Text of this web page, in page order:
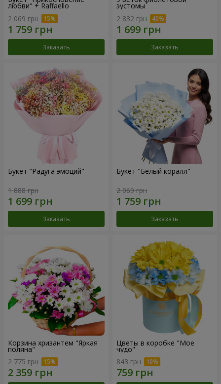
любви" + Raffaello
2 069 грн
Заказать
эустомы
2 832 грн
Заказать
Букет "Радуга эмоций"
1 888 грн
Заказать
Букет "Белый коралл"
2 069 грн
Заказать
Корзина хризантем "Яркая
поляна"
2 775 грн
Цветы в коробке "Мое
чудо"
843 грн